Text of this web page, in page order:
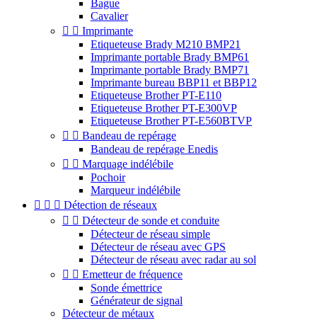
Bague
Cavalier
  Imprimante
Etiqueteuse Brady M210 BMP21
Imprimante portable Brady BMP61
Imprimante portable Brady BMP71
Imprimante bureau BBP11 et BBP12
Etiqueteuse Brother PT-E110
Etiqueteuse Brother PT-E300VP
Etiqueteuse Brother PT-E560BTVP
  Bandeau de repérage
Bandeau de repérage Enedis
  Marquage indélébile
Pochoir
Marqueur indélébile
   Détection de réseaux
  Détecteur de sonde et conduite
Détecteur de réseau simple
Détecteur de réseau avec GPS
Détecteur de réseau avec radar au sol
  Emetteur de fréquence
Sonde émettrice
Générateur de signal
Détecteur de métaux